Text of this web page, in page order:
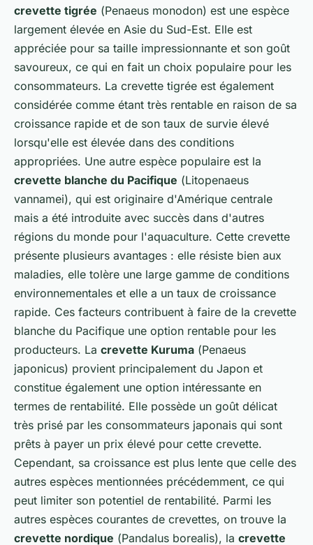
crevette tigrée (Penaeus monodon) est une espèce
largement élevée en Asie du Sud-Est. Elle est
appréciée pour sa taille impressionnante et son goût
savoureux, ce qui en fait un choix populaire pour les
consommateurs. La crevette tigrée est également
considérée comme étant très rentable en raison de sa
croissance rapide et de son taux de survie élevé
lorsqu'elle est élevée dans des conditions
appropriées. Une autre espèce populaire est la
crevette blanche du Pacifique (Litopenaeus
vannamei), qui est originaire d'Amérique centrale
mais a été introduite avec succès dans d'autres
régions du monde pour l'aquaculture. Cette crevette
présente plusieurs avantages : elle résiste bien aux
maladies, elle tolère une large gamme de conditions
environnementales et elle a un taux de croissance
rapide. Ces facteurs contribuent à faire de la crevette
blanche du Pacifique une option rentable pour les
producteurs. La crevette Kuruma (Penaeus
japonicus) provient principalement du Japon et
constitue également une option intéressante en
termes de rentabilité. Elle possède un goût délicat
très prisé par les consommateurs japonais qui sont
prêts à payer un prix élevé pour cette crevette.
Cependant, sa croissance est plus lente que celle des
autres espèces mentionnées précédemment, ce qui
peut limiter son potentiel de rentabilité. Parmi les
autres espèces courantes de crevettes, on trouve la
crevette nordique (Pandalus borealis), la crevette